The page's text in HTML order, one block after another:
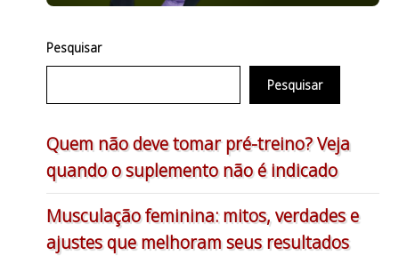
Pesquisar
Pesquisar
Quem não deve tomar pré-treino? Veja
quando o suplemento não é indicado
Musculação feminina: mitos, verdades e
ajustes que melhoram seus resultados